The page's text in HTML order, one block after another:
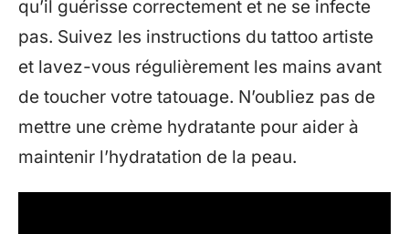
qu’il guérisse correctement et ne se infecte
pas. Suivez les instructions du tattoo artiste
et lavez-vous régulièrement les mains avant
de toucher votre tatouage. N’oubliez pas de
mettre une crème hydratante pour aider à
maintenir l’hydratation de la peau.